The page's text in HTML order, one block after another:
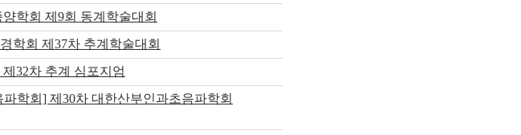
학회 제9회 동계학술대회
학회 제37차 추계학술대회
32차 추계 심포지엄
학회] 제30차 대한산부인과초음파학회